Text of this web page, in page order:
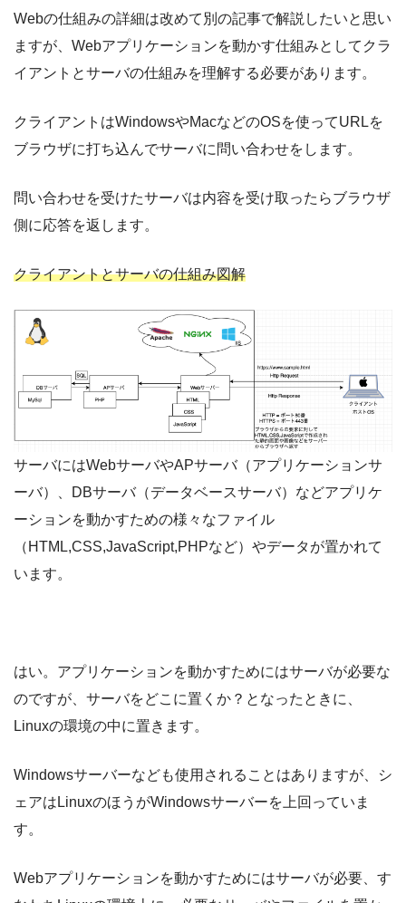
Webの仕組みの詳細は改めて別の記事で解説したいと思い
ますが、Webアプリケーションを動かす仕組みとしてクラ
イアントとサーバの仕組みを理解する必要があります。
クライアントはWindowsやMacなどのOSを使ってURLを
ブラウザに打ち込んでサーバに問い合わせをします。
問い合わせを受けたサーバは内容を受け取ったらブラウザ
側に応答を返します。
クライアントとサーバの仕組み図解
サーバにはWebサーバやAPサーバ（アプリケーションサ
ーバ）、DBサーバ（データベースサーバ）などアプリケ
ーションを動かすための様々なファイル
（HTML,CSS,JavaScript,PHPなど）やデータが置かれて
います。
はい。アプリケーションを動かすためにはサーバが必要な
のですが、サーバをどこに置くか？となったときに、
Linuxの環境の中に置きます。
Windowsサーバーなども使用されることはありますが、シ
ェアはLinuxのほうがWindowsサーバーを上回っていま
す。
Webアプリケーションを動かすためにはサーバが必要、す